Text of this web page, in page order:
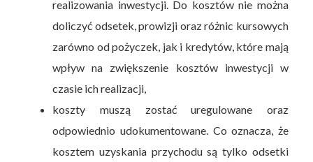
realizowania inwestycji. Do kosztów nie można
doliczyć odsetek, prowizji oraz różnic kursowych
zarówno od pożyczek, jak i kredytów, które mają
wpływ na zwiększenie kosztów inwestycji w
czasie ich realizacji,
koszty muszą zostać uregulowane oraz
odpowiednio udokumentowane. Co oznacza, że
kosztem uzyskania przychodu są tylko odsetki